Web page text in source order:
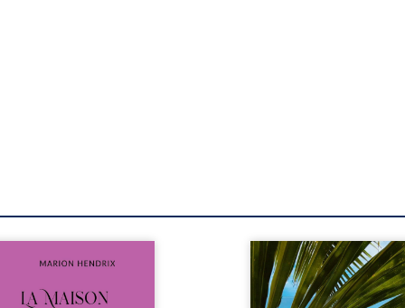
sommes en 1979, soit 15
Anatole-Eustache.
Au réveil, Pierre,
retraité, découvre qu’il
devenu une